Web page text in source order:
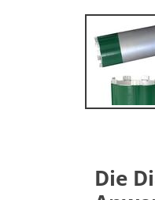
Die